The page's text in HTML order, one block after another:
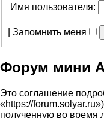
Имя пользователя:
Запомнить меня
Форум мини
Это соглашение
«https://
полученную во время